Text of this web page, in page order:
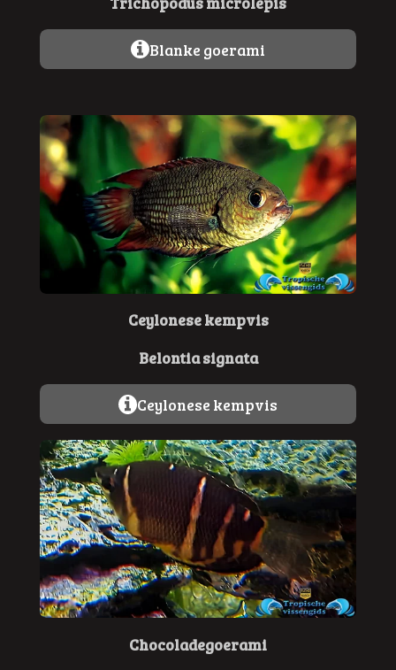
Blanke goerami
Ceylonese kempvis
Belontia signata
Ceylonese kempvis
Chocoladegoerami